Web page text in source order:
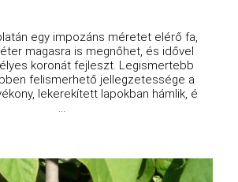
egy impozáns méretet elérő fa,
magasra is megnőhet, és idővel
koronát fejleszt. Legismertebb
felismerhető jellegzetessége a
lekerekített lapokban hámlik, é
...